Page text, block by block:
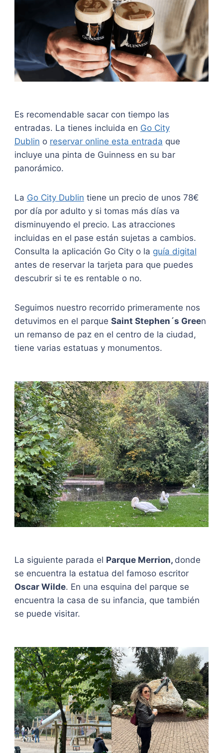
Es recomendable sacar con tiempo las
entradas. La tienes incluida en Go City
Dublin o reservar online esta entrada que
incluye una pinta de Guinness en su bar
panorámico.
La Go City Dublin tiene un precio de unos 78€
por día por adulto y si tomas más días va
disminuyendo el precio. Las atracciones
incluidas en el pase están sujetas a cambios.
Consulta la aplicación Go City o la guía digital
antes de reservar la tarjeta para que puedes
descubrir si te es rentable o no.
Seguimos nuestro recorrido primeramente nos
detuvimos en el parque Saint Stephen´s Green
un remanso de paz en el centro de la ciudad,
tiene varias estatuas y monumentos.
La siguiente parada el Parque Merrion, donde
se encuentra la estatua del famoso escritor
Oscar Wilde. En una esquina del parque se
encuentra la casa de su infancia, que también
se puede visitar.